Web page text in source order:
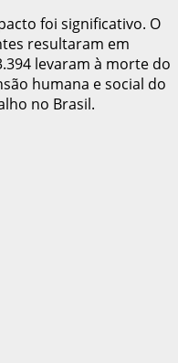
foi significativo. O
resultaram em
levaram à morte do
humana e social do
no Brasil.